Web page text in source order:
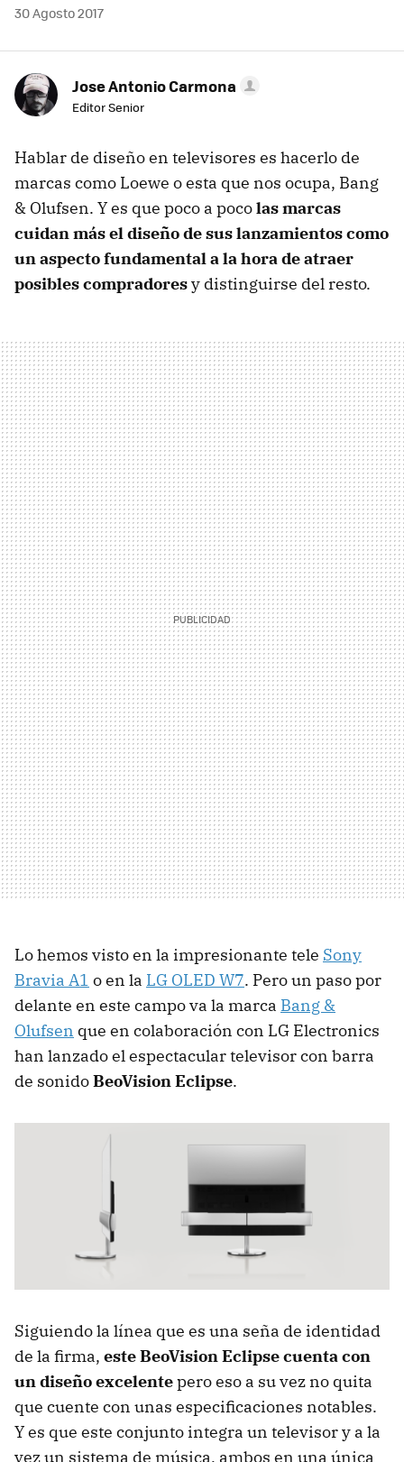
30 Agosto 2017
Jose Antonio Carmona
Editor Senior
Hablar de diseño en televisores es hacerlo de
marcas como Loewe o esta que nos ocupa, Bang
& Olufsen. Y es que poco a pocolas marcas
cuidan más el diseño de sus lanzamientos como
un aspecto fundamental a la hora de atraer
posibles compradoresy distinguirse del resto.
Lo hemos visto en la impresionante tele Sony
Bravia A1 o en la LG OLED W7. Pero un paso por
delante en este campo va la marca Bang &
Olufsen que en colaboración con LG Electronics
han lanzado el espectacular televisor con barra
de sonidoBeoVision Eclipse.
Siguiendo la línea que es una seña de identidad
de la firma, este BeoVision Eclipse cuenta con
un diseño excelentepero eso a su vez no quita
que cuente con unas especificaciones notables.
Y es que este conjunto integra un televisor y a la
vez un sistema de música, ambos en una única